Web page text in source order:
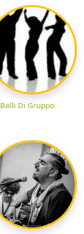
Balli Di Gruppo